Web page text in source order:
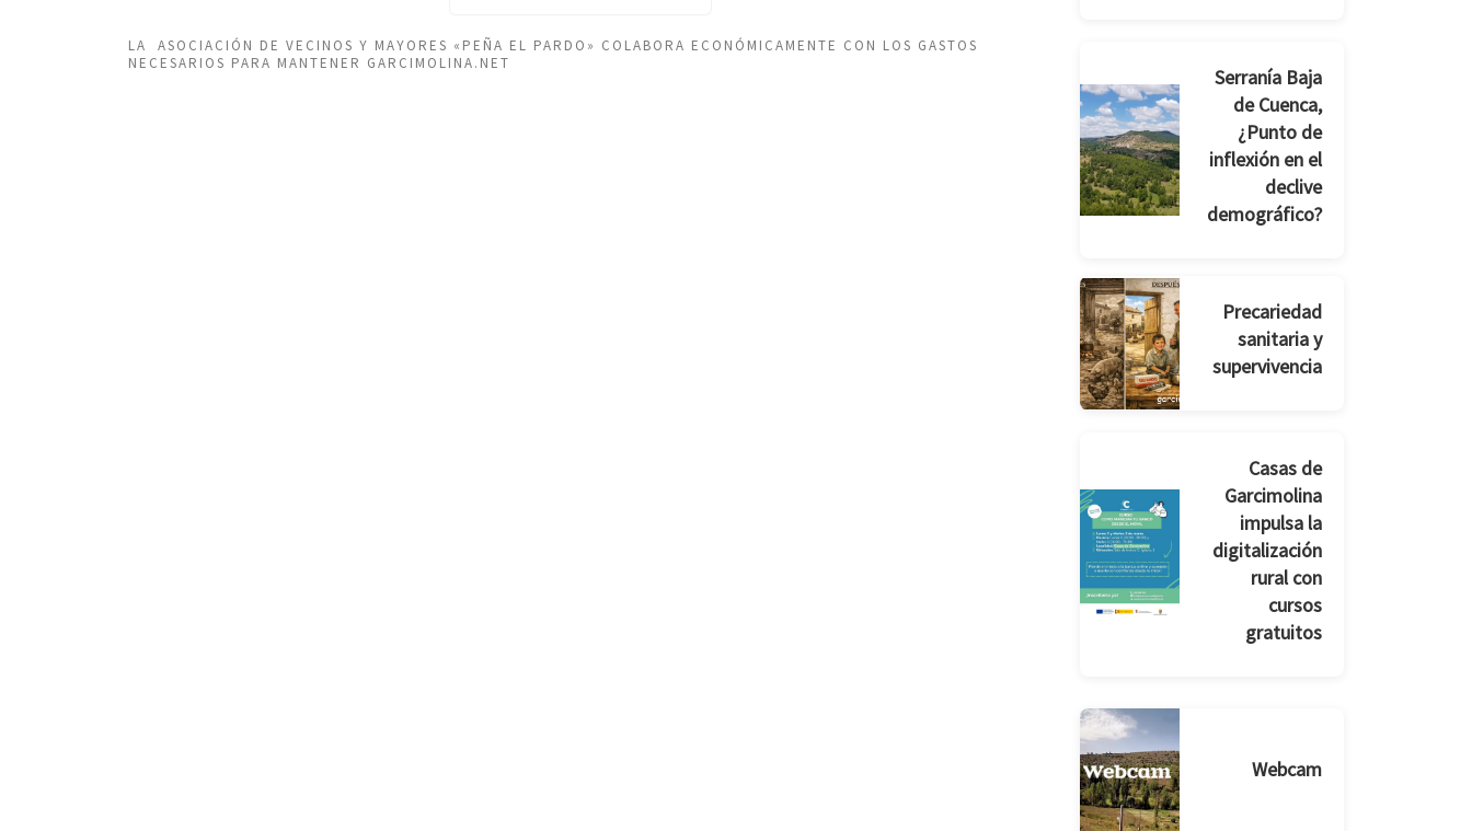
LA ASOCIACIÓN DE VECINOS Y MAYORES «PEÑA EL PARDO» COLABORA ECONÓMICAMENTE CON LOS GASTOS
NECESARIOS PARA MANTENER GARCIMOLINA.NET
Serranía Baja
de Cuenca,
¿Punto de
inflexión en el
declive
demográfico?
Precariedad
sanitaria y
supervivencia
Casas de
Garcimolina
impulsa la
digitalización
rural con
cursos
gratuitos
Webcam